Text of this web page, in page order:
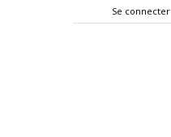
Se connecter